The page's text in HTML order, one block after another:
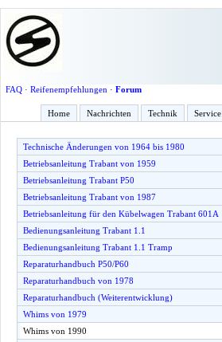
FAQ· Reifenempfehlungen · Forum
Home Nachrichten Technik Service
Technische Änderungen von 1964 bis 1980
Betriebsanleitung Trabant von 1959
Betriebsanleitung Trabant P50
Betriebsanleitung Trabant von 1987
Betriebsanleitung für den Kübelwagen Trabant 601A
Bedienungsanleitung Trabant 1.1
Bedienungsanleitung Trabant 1.1 Tramp
Reparaturhandbuch P50/P60
Reparaturhandbuch von 1978
Reparaturhandbuch (Weiterentwicklung)
Whims von 1979
Whims von 1990